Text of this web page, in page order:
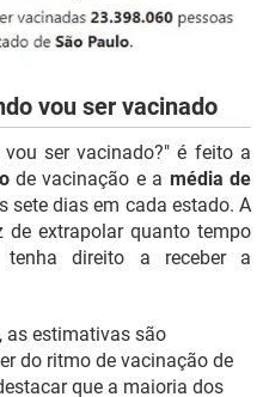
vou ser vacinado
ser vacinado?" é feito a
de vacinação e a média de
sete dias em cada estado. A
extrapolar quanto tempo
direito a receber a
as estimativas são
do ritmo de vacinação de
que a maioria dos